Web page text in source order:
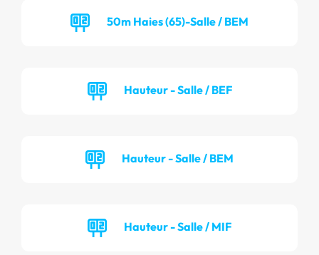
50m Haies (65)-Salle / BEM
Hauteur - Salle / BEF
Hauteur - Salle / BEM
Hauteur - Salle / MIF